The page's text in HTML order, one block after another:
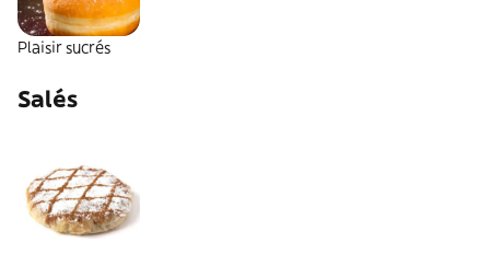
Plaisir sucrés
Salés